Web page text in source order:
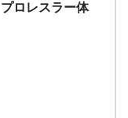
ロレスラー体